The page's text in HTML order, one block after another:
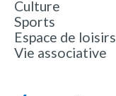
Culture
Sports
Espace de loisirs
Vie associative